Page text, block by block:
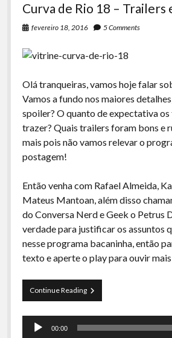
Curva de Rio 18 – Trailers
fevereiro 18, 2016 5 Comments
Olá tranqueiras, vamos hoje falar
Vamos a fundo nos maiores
spoiler? O quanto de expectativa
trazer? Quais trailers foram bons e
mais pois não vamos relevar o
postagem!
Então venha com Rafael Almeida,
Mateus Mantoan, além disso
do Conversa Nerd e Geek o Petrus
verdade para justificar os assuntos
nesse programa bacaninha, então
texto e aperte o play para ouvir
Continue ReadingCurva
de
–
Tocador
00:00